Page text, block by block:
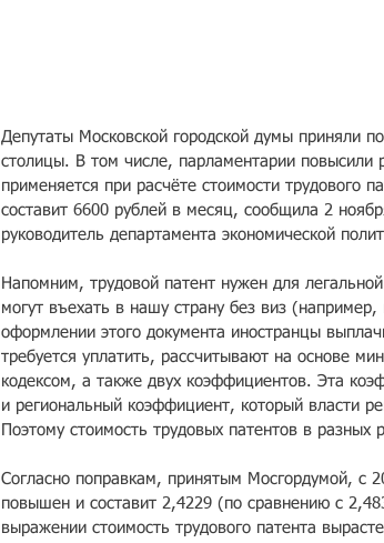
Депутаты Московской городской думы приняли
столицы. В том числе, парламентарии повысили
применяется при расчёте стоимости трудового
составит 6600 рублей в месяц, сообщила 2
руководитель департамента экономической
Напомним, трудовой патент нужен для
могут въехать в нашу страну без виз
оформлении этого документа иностранцы
требуется уплатить, рассчитывают на основе
кодексом, а также двух коэффициентов. Эта
и региональный коэффициент, который власти
Поэтому стоимость трудовых патентов в разных
Согласно поправкам, принятым Мосгордумой, с
повышен и составит 2,4229 (по сравнению с
выражении стоимость трудового патента